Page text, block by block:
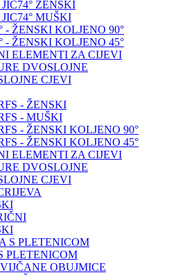
ŽENSKI
JIC74° MUŠKI
- ŽENSKI KOLJENO 90°
- ŽENSKI KOLJENO 45°
ELEMENTI ZA CIJEVI
DVOSLOJNE
CJEVI
- ŽENSKI
- MUŠKI
- ŽENSKI KOLJENO 90°
- ŽENSKI KOLJENO 45°
ELEMENTI ZA CIJEVI
DVOSLOJNE
CJEVI
S PLETENICOM
PLETENICOM
OBUJMICE